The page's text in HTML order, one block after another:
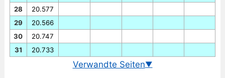
28
29
30
31
20.577
20.566
20.747
20.733
Verwandte Seiten▼